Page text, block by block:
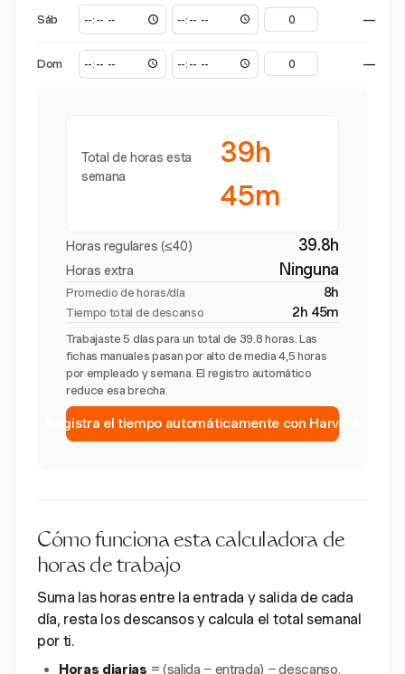
Sáb —
Dom —
Total de horas esta
semana
39h
45m
Horas regulares (≤40) 39.8h
Horas extra Ninguna
Promedio de horas/día 8h
Tiempo total de descanso 2h 45m
Trabajaste 5 días para un total de 39.8 horas. Las
fichas manuales pasan por alto de media 4,5 horas
por empleado y semana. El registro automático
reduce esa brecha.
Registra el tiempo automáticamente con Harvest
Cómo funciona esta calculadora de
horas de trabajo
Suma las horas entre la entrada y salida de cada
día, resta los descansos y calcula el total semanal
por ti.
Horas diarias = (salida − entrada) − descanso.